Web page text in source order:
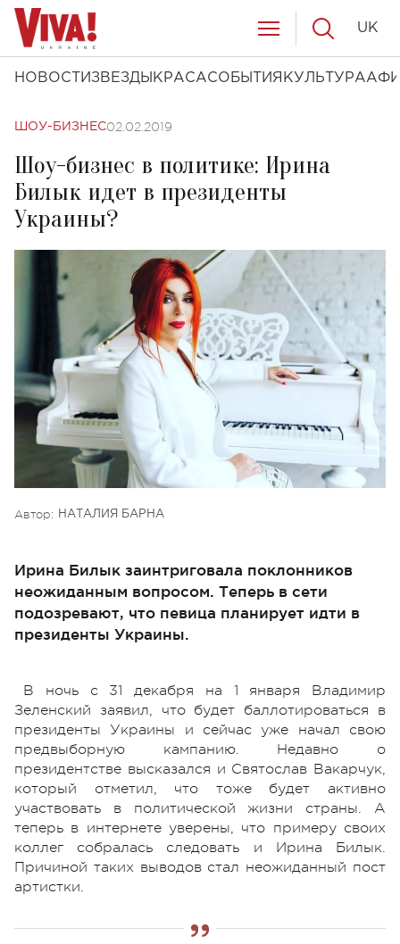
НОВОСТИ ЗВЕЗДЫ КРАСАСОБЫТИЯ КУЛЬТУРА
UK
ШОУ-БИЗНЕС02.02.2019
Шоу-бизнес в политике: Ирина
Билык идет в президенты
Украины?
Автор: НАТАЛИЯ БАРНА
Ирина Билык заинтриговала поклонников
неожиданным вопросом. Теперь в сети
подозревают, что певица планирует идти в
президенты Украины.
В ночь с 31 декабря на 1 января Владимир
Зеленский заявил, что будет баллотироваться в
президенты Украины и сейчас уже начал свою
предвыборную кампанию. Недавно о
президентстве высказался и Святослав Вакарчук,
который отметил, что тоже будет активно
участвовать в политической жизни страны. А
теперь в интернете уверены, что примеру своих
коллег собралась следовать и Ирина Билык.
Причиной таких выводов стал неожиданный пост
артистки.